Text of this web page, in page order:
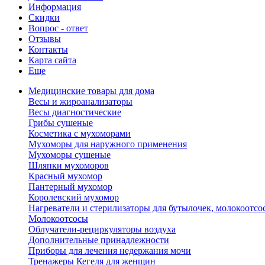
Информация
Скидки
Вопрос - ответ
Отзывы
Контакты
Карта сайта
Еще
Медицинские товары для дома
Весы и жироанализаторы
Весы диагностические
Грибы сушеные
Косметика с мухоморами
Мухоморы для наружного применения
Мухоморы сушеные
Шляпки мухоморов
Красный мухомор
Пантерный мухомор
Королевский мухомор
Нагреватели и стерилизаторы для бутылочек,
Молокоотсосы
Облучатели-рециркуляторы воздуха
Дополнительные принадлежности
Приборы для лечения недержания мочи
Тренажеры Кегеля для женщин